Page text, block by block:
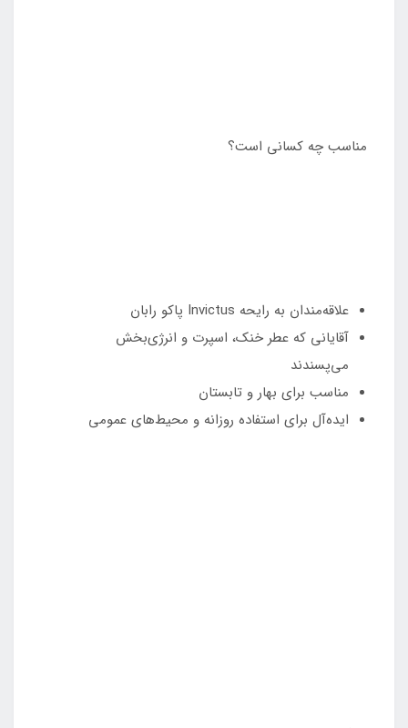
مناسب چه کسانی است؟
علاقه‌مندان به رایحه Invictus پاکو رابان
آقایانی که عطر خنک، اسپرت و انرژی‌بخش
می‌پسندند
مناسب برای بهار و تابستان
ایده‌آل برای استفاده روزانه و محیط‌های عمومی